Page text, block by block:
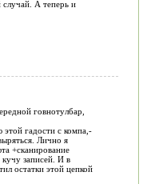
случай. А теперь и
говнотулбар,
гадости с компа,-
Лично я
+сканирование
кучу записей. И в
остатки этой цепкой